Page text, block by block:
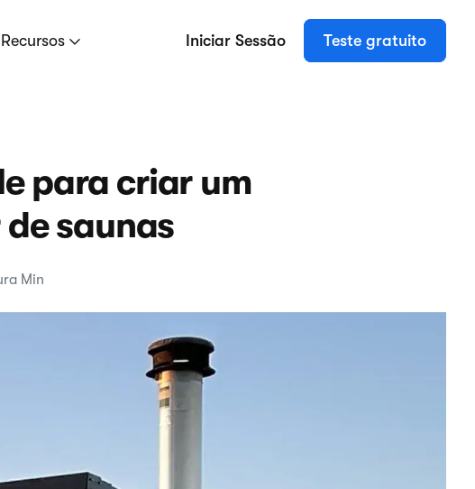
Recursos Iniciar Sessão Teste gratuito
para criar um
saunas
Min